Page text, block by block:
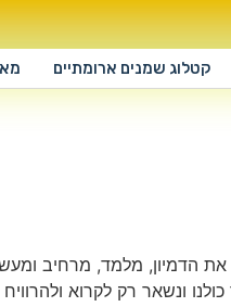
קטלוג שמנים ארומתיים
הדמיון, מלמד, מרחיב
כולנו ונשאר רק לקרוא